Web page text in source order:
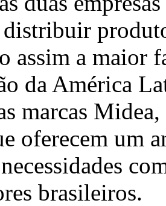
assim a maior
da América
marcas
oferecem um
brasileiros.